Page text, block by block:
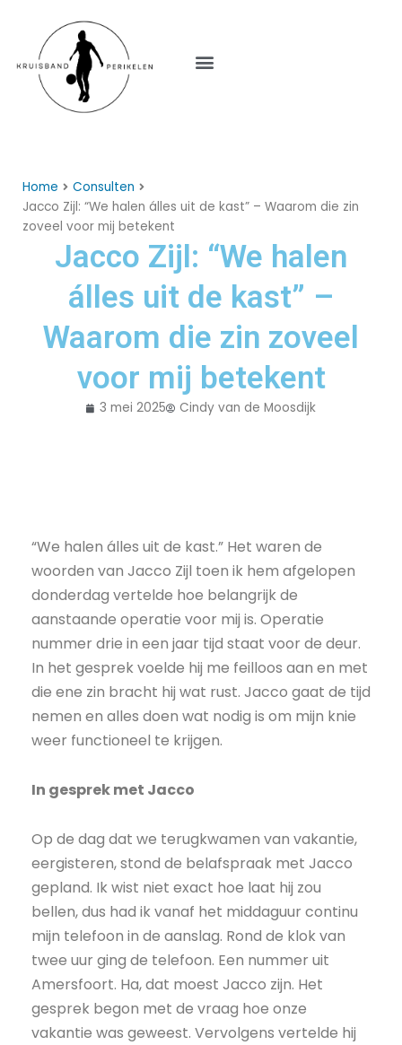
Menu
Home
Consulten
Jacco Zijl: “We halen álles uit de kast” – Waarom die zin
zoveel voor mij betekent
Jacco Zijl: “We halen
álles uit de kast” –
Waarom die zin zoveel
voor mij betekent
3 mei 2025 Cindy van de Moosdijk
“We halen álles uit de kast.” Het waren de
woorden van Jacco Zijl toen ik hem afgelopen
donderdag vertelde hoe belangrijk de
aanstaande operatie voor mij is. Operatie
nummer drie in een jaar tijd staat voor de deur.
In het gesprek voelde hij me feilloos aan en met
die ene zin bracht hij wat rust. Jacco gaat de tijd
nemen en alles doen wat nodig is om mijn knie
weer functioneel te krijgen.
In gesprek met Jacco
Op de dag dat we terugkwamen van vakantie,
eergisteren, stond de belafspraak met Jacco
gepland. Ik wist niet exact hoe laat hij zou
bellen, dus had ik vanaf het middaguur continu
mijn telefoon in de aanslag. Rond de klok van
twee uur ging de telefoon. Een nummer uit
Amersfoort. Ha, dat moest Jacco zijn. Het
gesprek begon met de vraag hoe onze
vakantie was geweest. Vervolgens vertelde hij